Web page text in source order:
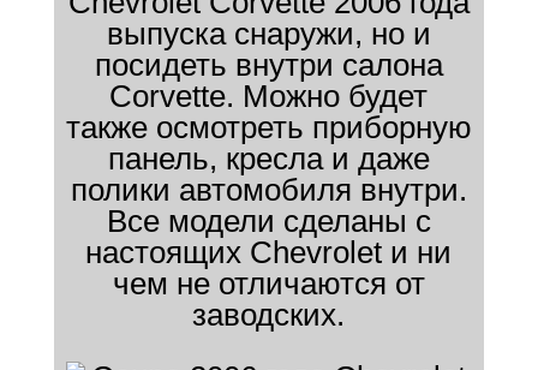
выпуска снаружи, но и
посидеть внутри салона
Corvette. Можно будет
также осмотреть приборную
панель, кресла и даже
полики автомобиля внутри.
Все модели сделаны с
настоящих Chevrolet и ни
чем не отличаются от
заводских.